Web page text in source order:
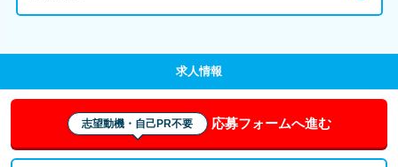
求人情報
志望動機・自己PR不要 応募フォームへ進む